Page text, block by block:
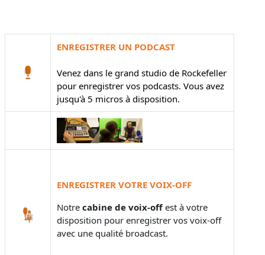
ENREGISTRER UN PODCAST
Venez dans le grand studio de Rockefeller
pour enregistrer vos podcasts. Vous avez
jusqu'à 5 micros à disposition.
ENREGISTRER VOTRE VOIX-OFF
Notre cabine de voix-offest à votre
disposition pour enregistrer vos voix-off
avec une qualité broadcast.